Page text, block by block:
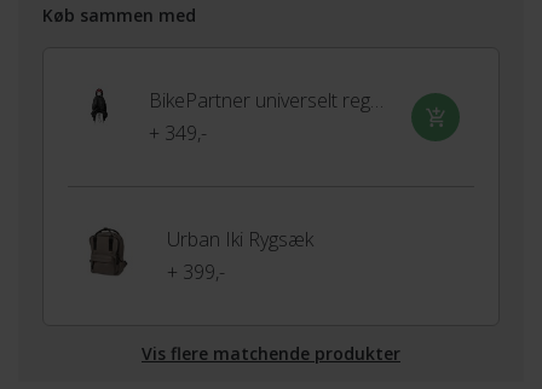
Køb sammen med
BikePartner universelt regnslag til barnestol
+ 349,-
Urban Iki Rygsæk
+ 399,-
Vis flere matchende produkter